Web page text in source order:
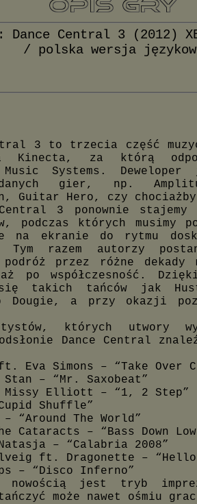
: Dance Central 3 (2012)
/ polska wersja
3 to trzecia część
za którą
Music Systems.
gier, np.
Guitar Hero, czy chociażby
3 ponownie stajemy
podczas których musimy
na ekranie do rytmu
Tym razem autorzy
przez różne dekady
po współczesność. Dzięki
się takich tańców jak
a przy okazji
których utwory
Dance Central
Eva Simons – “Take Over
– “Mr. Saxobeat”
Elliott – “1, 2 Step”
Shuffle”
“Around The World”
Cataracts – “Bass Down
– “Calabria 2008”
ft. Dragonette –
– “Disco Inferno”
nowością jest tryb
może nawet ośmiu